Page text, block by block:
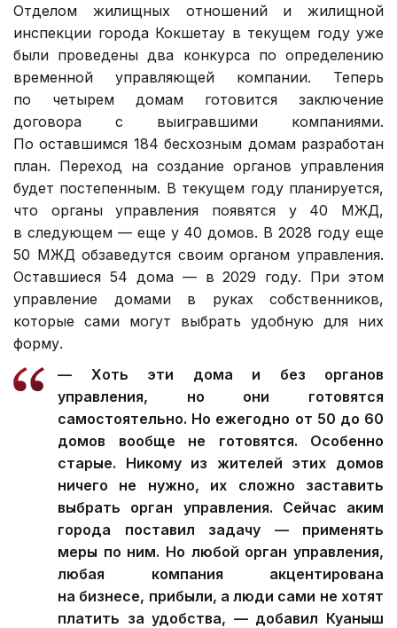
Отделом жилищных отношений и жилищной
инспекции города Кокшетау в текущем году уже
были проведены два конкурса по определению
временной управляющей компании. Теперь
по четырем домам готовится заключение
договора с выигравшими компаниями.
По оставшимся 184 бесхозным домам разработан
план. Переход на создание органов управления
будет постепенным. В текущем году планируется,
что органы управления появятся у 40 МЖД,
в следующем — еще у 40 домов. В 2028 году еще
50 МЖД обзаведутся своим органом управления.
Оставшиеся 54 дома — в 2029 году. При этом
управление домами в руках собственников,
которые сами могут выбрать удобную для них
форму.
— Хоть эти дома и без органов
управления, но они готовятся
самостоятельно. Но ежегодно от 50 до 60
домов вообще не готовятся. Особенно
старые. Никому из жителей этих домов
ничего не нужно, их сложно заставить
выбрать орган управления. Сейчас аким
города поставил задачу — применять
меры по ним. Но любой орган управления,
любая компания акцентирована
на бизнесе, прибыли, а люди сами не хотят
платить за удобства, — добавил Куаныш